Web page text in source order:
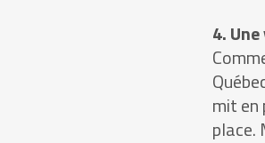
4.
mit en
place.